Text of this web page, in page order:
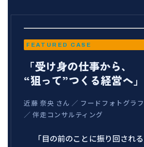
FEATURED CASE
「受け身の仕事から、
“狙って”つくる経営へ」
近藤 奈央 さん ／ フードフォトグラ
／ 伴走コンサルティング
「目の前のことに振り回され